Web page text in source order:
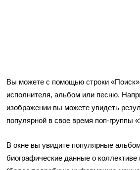
Вы можете с помощью строки «Поиск»
исполнителя, альбом или песню.
изображении вы можете увидеть
популярной в свое время поп-группы
В окне вы увидите популярные
биографические данные о коллективе